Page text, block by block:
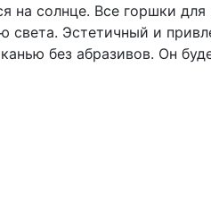
на солнце. Все горшки
света. Эстетичный и
без абразивов. Он